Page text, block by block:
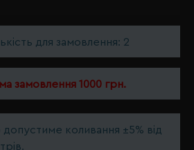
для замовлення: 2
замовлення 1000 грн.
коливання ±5% від